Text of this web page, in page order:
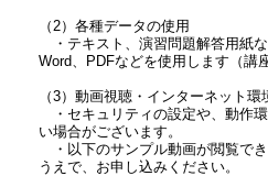
（2）各種データの使用
・テキスト、演習問題解答用紙な
Word、PDFなどを使用します（講
（3）動画視聴・インターネット環
・セキュリティの設定や、動作
い場合がございます。
・以下のサンプル動画が閲覧で
うえで、お申し込みください。